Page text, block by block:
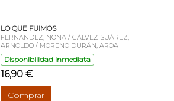
LO QUE FUIMOS
FERNANDEZ, NONA / GÁLVEZ SUÁREZ,
ARNOLDO / MORENO DURÁN, AROA
Disponibilidad inmediata
16,90 €
Comprar